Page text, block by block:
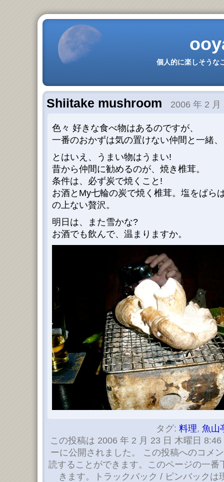
個人的に楽しそうな
Shiitake mushroom 2006 年 2 月
色々 好きな食べ物はあるのですが、
一番のおかずは気の置けない仲間と一緒
とはいえ、うまい物はうまい!
昔から仲間に勧めるのが、焼き椎茸。
条件は、必ず炭で焼くこと!
お酒とMy七輪の炭で焼く椎茸。塩をぱら
の上ない贅沢。
明日は、また雪かな?
お酒でも飲んで、温まりますか。
タグ: 料理, 魚山
この投稿は 2006 年 2 月 23 日 木曜日
ーに公開されました。 この投稿へのコメ
読することができます。このページの一番
きます。トラックバック / ピンバックは